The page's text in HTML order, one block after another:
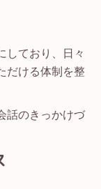
しており、日々
だける体制を整
話のきっかけづ